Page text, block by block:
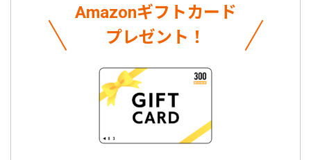
Amazonギフトカード
プレゼント！